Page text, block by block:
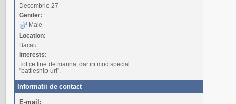
Decembrie 27
Gender:
Male
Location:
Bacau
Interests:
Tot ce tine de marina, dar in mod special
"battleship-uri".
Informatii de contact
E-mail: